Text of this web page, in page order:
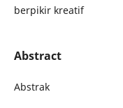
berpikir kreatif
Abstract
Abstrak